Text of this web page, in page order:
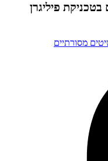
פיליגרן
מסורתיים